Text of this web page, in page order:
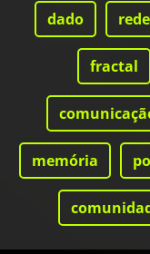
dado rede
fractal
memória